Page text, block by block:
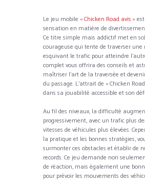
Le jeu mobile «Chicken Road avis »
sensation en matière de
Ce titre simple mais addictif met en
courageuse qui tente de traverser
esquivant le trafic pour atteindre
complet vous offrira des conseils et
maîtriser l’art de la traversée et
du passage. L’attrait de « Chicken
dans sa jouabilité accessible et son
Au fil des niveaux, la difficulté
progressivement, avec un trafic plus
vitesses de véhicules plus élevées.
la pratique et les bonnes stratégies,
surmonter ces obstacles et établir de
records. Ce jeu demande non
de réaction, mais également une
pour prévoir les mouvements des